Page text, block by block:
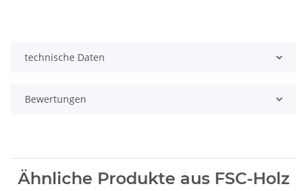
technische Daten
Bewertungen
Ähnliche Produkte aus FSC-Holz